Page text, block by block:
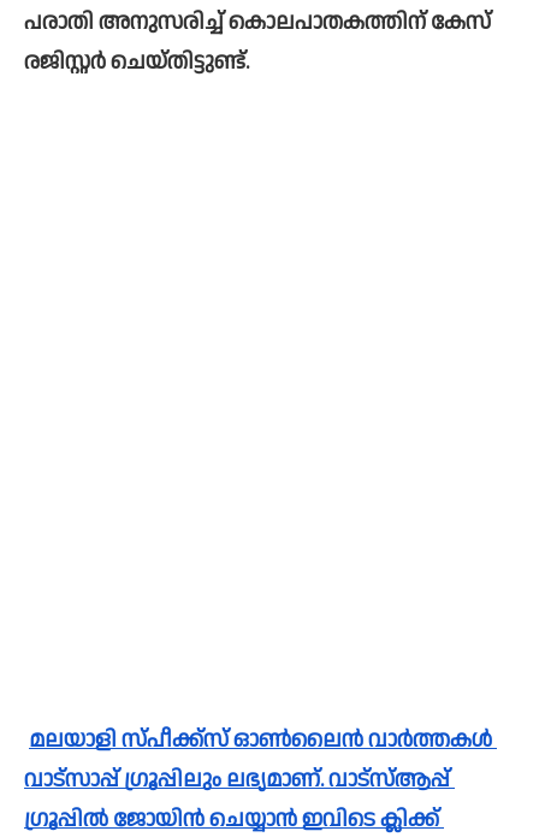
പരാതി അനുസരിച്ച്‌ കൊലപാതകത്തിന് കേസ്
രജിസ്റ്റര്‍ ചെയ്തിട്ടുണ്ട്.
മലയാളി സ്പീക്ക്സ്‌ ഓൺലൈൻ വാർത്തകൾ
വാട്സാപ്പ് ഗ്രൂപ്പിലും ലഭ്യമാണ്. വാട്സ്ആപ്പ്
ഗ്രൂപ്പിൽ ജോയിൻ ചെയ്യാൻ ഇവിടെ ക്ലിക്ക്